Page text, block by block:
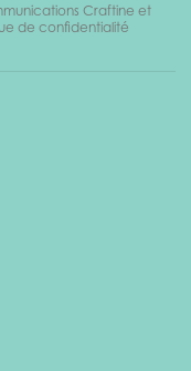
Craftine et
de confidentialité